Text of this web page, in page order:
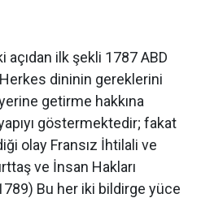
açıdan ilk şekli 1787 ABD
dininin gereklerini
getirme hakkına
göstermektedir; fakat
olay Fransız İhtilali ve
ve İnsan Hakları
Bu her iki bildirge yüce